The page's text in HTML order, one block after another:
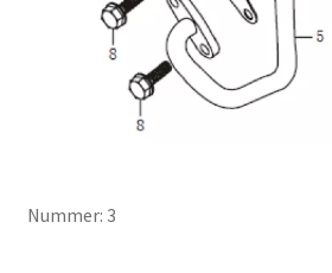
Nummer: 3